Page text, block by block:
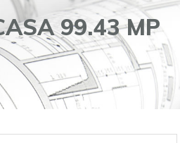
99.43 MP